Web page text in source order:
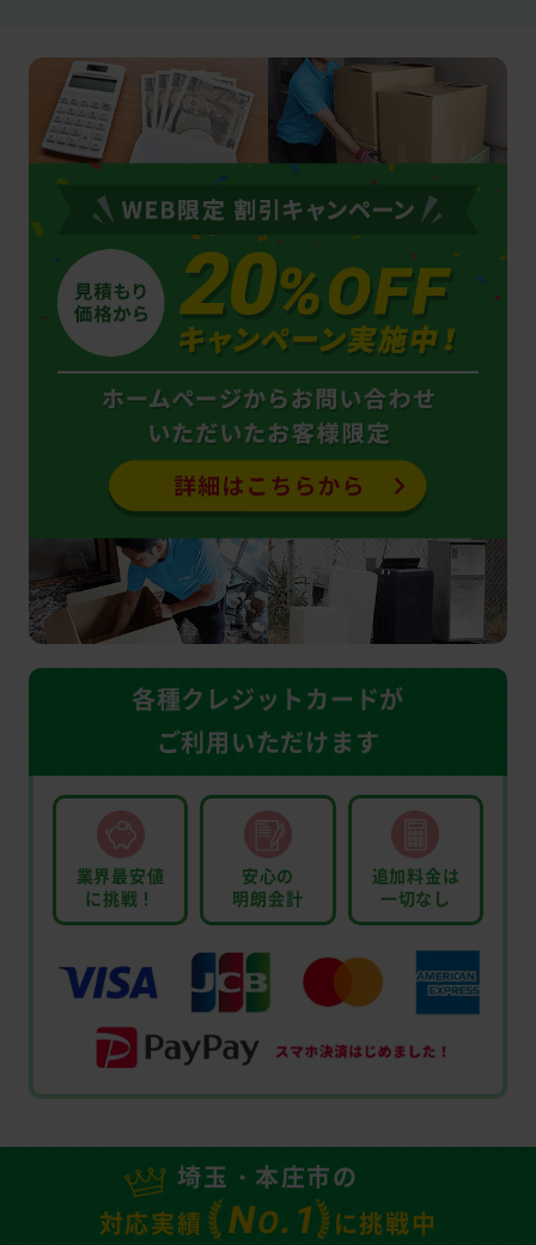
各種クレジットカードが
ご利用いただけます
業界最安値
に挑戦！
安心の
明朗会計
追加料金は
一切なし
埼玉・本庄市の
対応実績
NO.1 に挑戦中